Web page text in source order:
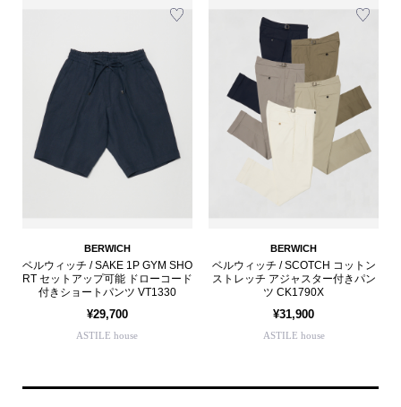
BERWICH
ベルウィッチ / SAKE 1P GYM SHO
RT セットアップ可能 ドローコード
付きショートパンツ VT1330
¥29,700
ASTILE house
BERWICH
ベルウィッチ / SCOTCH コットン
ストレッチ アジャスター付きパン
ツ CK1790X
¥31,900
ASTILE house